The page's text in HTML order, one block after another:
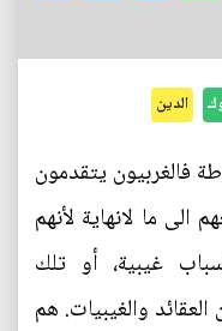
الدين
فالغربيون يتقدمون
ما لانهاية لأنهم
غيبية، أو تلك
والغيبيات. هم